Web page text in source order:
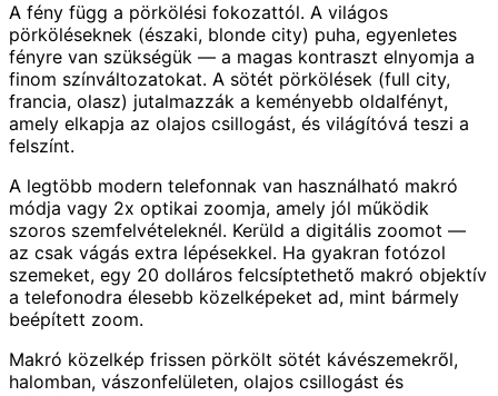
A fény függ a pörkölési fokozattól. A világos
pörköléseknek (északi, blonde city) puha, egyenletes
fényre van szükségük — a magas kontraszt elnyomja a
finom színváltozatokat. A sötét pörkölések (full city,
francia, olasz) jutalmazzák a keményebb oldalfényt,
amely elkapja az olajos csillogást, és világítóvá teszi a
felszínt.
A legtöbb modern telefonnak van használható makró
módja vagy 2x optikai zoomja, amely jól működik
szoros szemfelvételeknél. Kerüld a digitális zoomot —
az csak vágás extra lépésekkel. Ha gyakran fotózol
szemeket, egy 20 dolláros felcsíptethető makró objektív
a telefonodra élesebb közelképeket ad, mint bármely
beépített zoom.
Makró közelkép frissen pörkölt sötét kávészemekről,
halomban, vászonfelületen, olajos csillogást és